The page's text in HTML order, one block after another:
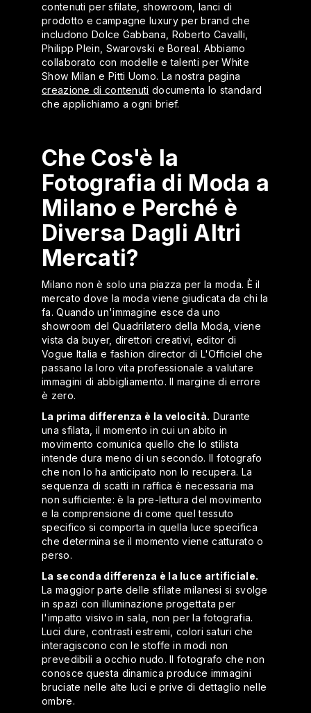
contenuti per sfilate, showroom, lanci di
prodotto e campagne luxury per brand che
includono Dolce Gabbana, Roberto Cavalli,
Philipp Plein, Swarovski e Boreal. Abbiamo
collaborato con modelle e talenti per White
Show Milan e Pitti Uomo. La nostra pagina
creazione di contenuti documenta lo standard
che applichiamo a ogni brief.
Che Cos'è la
Fotografia di Moda a
Milano e Perché è
Diversa Dagli Altri
Mercati?
Milano non è solo una piazza per la moda. È il
mercato dove la moda viene giudicata da chi la
fa. Quando un'immagine esce da uno
showroom del Quadrilatero della Moda, viene
vista da buyer, direttori creativi, editor di
Vogue Italia e fashion director di L'Officiel che
passano la loro vita professionale a valutare
immagini di abbigliamento. Il margine di errore
è zero.
La prima differenza è la velocità. Durante
una sfilata, il momento in cui un abito in
movimento comunica quello che lo stilista
intende dura meno di un secondo. Il fotografo
che non lo ha anticipato non lo recupera. La
sequenza di scatti in raffica è necessaria ma
non sufficiente: è la pre-lettura del movimento
e la comprensione di come quel tessuto
specifico si comporta in quella luce specifica
che determina se il momento viene catturato o
perso.
La seconda differenza è la luce artificiale.
La maggior parte delle sfilate milanesi si svolge
in spazi con illuminazione progettata per
l'impatto visivo in sala, non per la fotografia.
Luci dure, contrasti estremi, colori saturi che
interagiscono con le stoffe in modi non
prevedibili a occhio nudo. Il fotografo che non
conosce questa dinamica produce immagini
bruciate nelle alte luci e prive di dettaglio nelle
ombre.